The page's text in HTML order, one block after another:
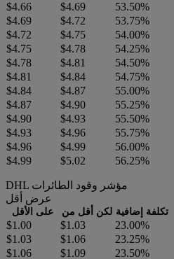
$4.66
$4.69
53.50%
$4.69
$4.72
53.75%
$4.72
$4.75
54.00%
$4.75
$4.78
54.25%
$4.78
$4.81
54.50%
$4.81
$4.84
54.75%
$4.84
$4.87
55.00%
$4.87
$4.90
55.25%
$4.90
$4.93
55.50%
$4.93
$4.96
55.75%
$4.96
$4.99
56.00%
$4.99
$5.02 56.25%
DHL مؤشر وقود الطائرات
عرض أقل
على الأقل لكن أقل من تكلفة إضافية
$1.00 $1.03
23.00%
$1.03
$1.06
23.25%
$1.06
$1.09 23.50%